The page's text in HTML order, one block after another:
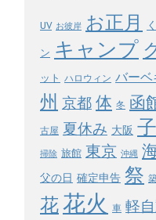
UV お彼岸 お正月
ン キャンプ
ット ハロウィン バー
州 京都 体 冬 函
古屋 夏休み 大阪
掃除 旅館 東京 沖縄
父の日 確定申告 祭
花花火 車 軽